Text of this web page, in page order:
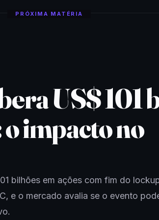
PRÓXIMA MATÉRIA
US$ 101
o impacto no
bilhões em ações com fim do
e o mercado avalia se o evento